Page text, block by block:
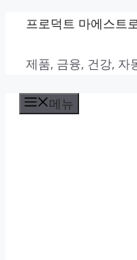
프로덕트 마에스트
제품, 금융, 건강, 자
메뉴